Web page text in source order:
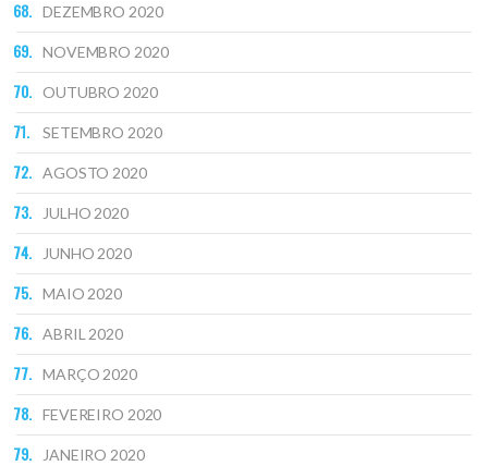
DEZEMBRO 2020
NOVEMBRO 2020
OUTUBRO 2020
SETEMBRO 2020
AGOSTO 2020
JULHO 2020
JUNHO 2020
MAIO 2020
ABRIL 2020
MARÇO 2020
FEVEREIRO 2020
JANEIRO 2020